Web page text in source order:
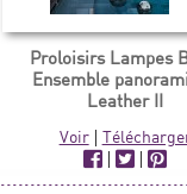
Proloisirs Lampes
Ensemble
Leather II
Voir|
|
|